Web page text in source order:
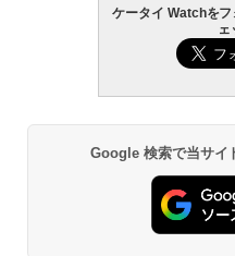
ケータイ Watchを
ェ
Google 検索で当サイ